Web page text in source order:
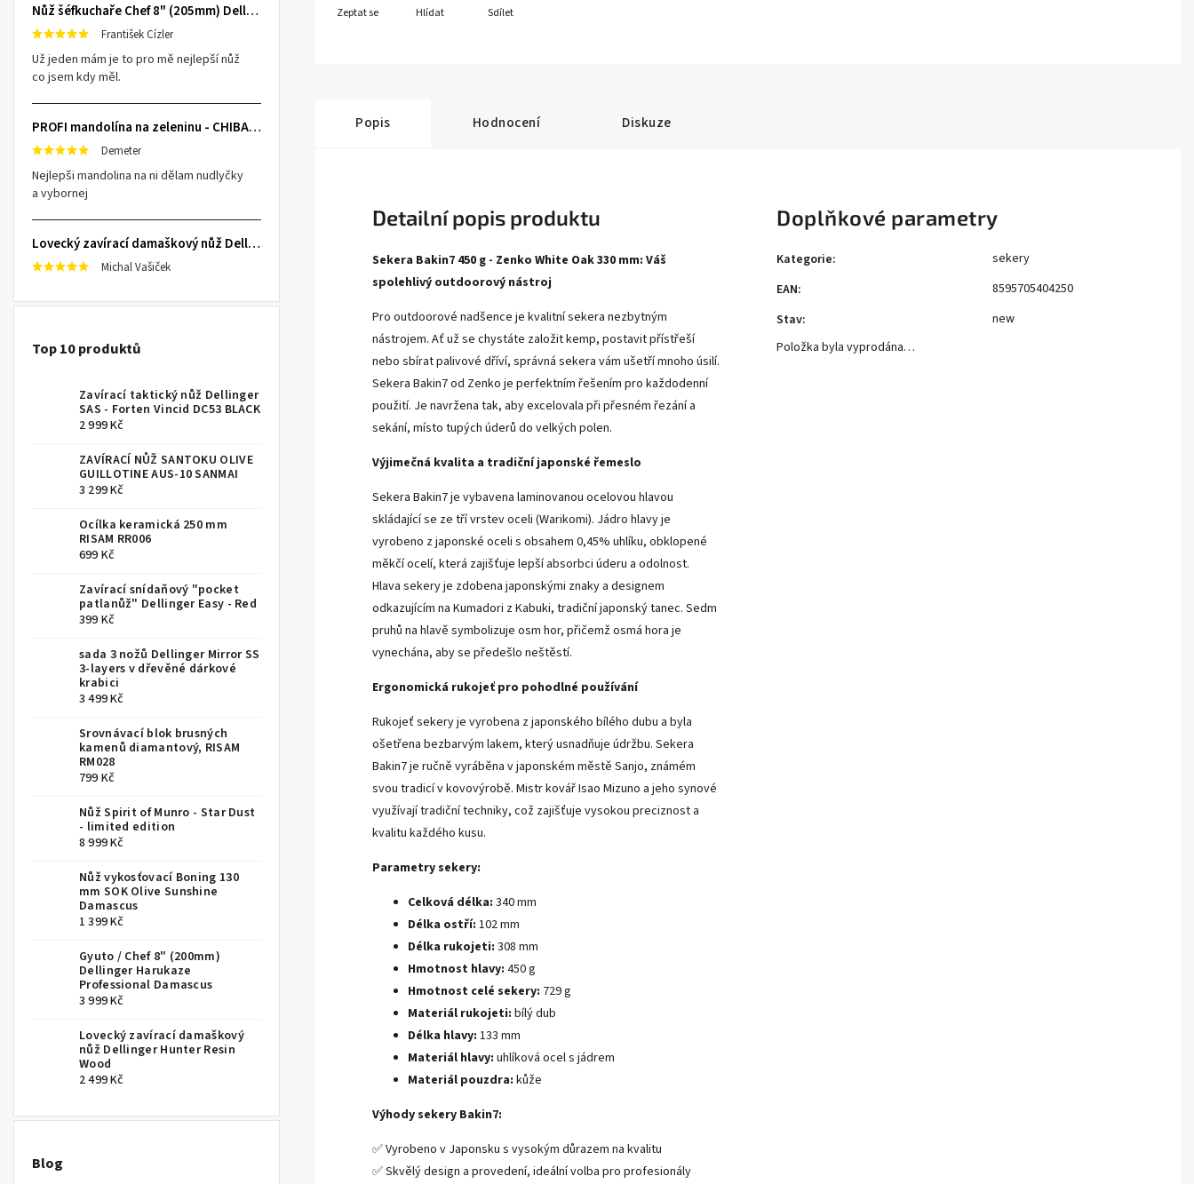
Nůž šéfkuchaře Chef 8" (205mm) Dellinger TOIVO - Professional Damascus
František Cízler
Už jeden mám je to pro mě nejlepší nůž
co jsem kdy měl.
PROFI mandolína na zeleninu - CHIBA Japan, sengiri slicekun
Demeter
Nejlepši mandolina na ni dělam nudlyčky
a vybornej
Lovecký zavírací damaškový nůž Dellinger Damask Star
Michal Vašiček
Top 10 produktů
Zavírací taktický nůž Dellinger
SAS - Forten Vincid DC53 BLACK
2 999 Kč
ZAVÍRACÍ NŮŽ SANTOKU OLIVE
GUILLOTINE AUS-10 SANMAI
3 299 Kč
Ocílka keramická 250 mm
RISAM RR006
699 Kč
Zavírací snídaňový "pocket
patlanůž" Dellinger Easy - Red
399 Kč
sada 3 nožů Dellinger Mirror SS
3-layers v dřevěné dárkové
krabici
3 499 Kč
Srovnávací blok brusných
kamenů diamantový, RISAM
RM028
799 Kč
Nůž Spirit of Munro - Star Dust
- limited edition
8 999 Kč
Nůž vykosťovací Boning 130
mm SOK Olive Sunshine
Damascus
1 399 Kč
Gyuto / Chef 8" (200mm)
Dellinger Harukaze
Professional Damascus
3 999 Kč
Lovecký zavírací damaškový
nůž Dellinger Hunter Resin
Wood
2 499 Kč
Blog
Zeptat se Hlídat Sdílet
Popis Hodnocení Diskuze
Detailní popis produktu
Sekera Bakin7 450 g - Zenko White Oak 330 mm: Váš
spolehlivý outdoorový nástroj
Pro outdoorové nadšence je kvalitní sekera nezbytným
nástrojem. Ať už se chystáte založit kemp, postavit přístřeší
nebo sbírat palivové dříví, správná sekera vám ušetří mnoho úsilí.
Sekera Bakin7 od Zenko je perfektním řešením pro každodenní
použití. Je navržena tak, aby excelovala při přesném řezání a
sekání, místo tupých úderů do velkých polen.
Výjimečná kvalita a tradiční japonské řemeslo
Sekera Bakin7 je vybavena laminovanou ocelovou hlavou
skládající se ze tří vrstev oceli (Warikomi). Jádro hlavy je
vyrobeno z japonské oceli s obsahem 0,45% uhlíku, obklopené
měkčí ocelí, která zajišťuje lepší absorbci úderu a odolnost.
Hlava sekery je zdobena japonskými znaky a designem
odkazujícím na Kumadori z Kabuki, tradiční japonský tanec. Sedm
pruhů na hlavě symbolizuje osm hor, přičemž osmá hora je
vynechána, aby se předešlo neštěstí.
Ergonomická rukojeť pro pohodlné používání
Rukojeť sekery je vyrobena z japonského bílého dubu a byla
ošetřena bezbarvým lakem, který usnadňuje údržbu. Sekera
Bakin7 je ručně vyráběna v japonském městě Sanjo, známém
svou tradicí v kovovýrobě. Mistr kovář Isao Mizuno a jeho synové
využívají tradiční techniky, což zajišťuje vysokou preciznost a
kvalitu každého kusu.
Parametry sekery:
Celková délka: 340 mm
Délka ostří: 102 mm
Délka rukojeti: 308 mm
Hmotnost hlavy: 450 g
Hmotnost celé sekery: 729 g
Materiál rukojeti: bílý dub
Délka hlavy: 133 mm
Materiál hlavy: uhlíková ocel s jádrem
Materiál pouzdra: kůže
Výhody sekery Bakin7:
✅ Vyrobeno v Japonsku s vysokým důrazem na kvalitu
✅ Skvělý design a provedení, ideální volba pro profesionály
Doplňkové parametry
Kategorie:
sekery
EAN:
8595705404250
Stav:
new
Položka byla vyprodána…